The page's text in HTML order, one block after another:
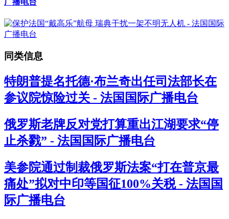
同类信息
特朗普提名托德·布兰奇出任司法部长在
参议院惊险过关 - 法国国际广播电台
俄罗斯老牌反对党打算重出江湖要求“停
止杀戮” - 法国国际广播电台
美参院通过制裁俄罗斯法案“打在普京最
痛处”拟对中印等国征100%关税 - 法国国
际广播电台